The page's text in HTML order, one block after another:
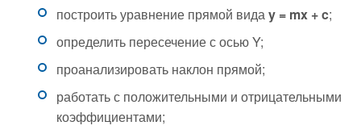
построить уравнение прямой видаy = mx + c;
определить пересечение с осью Y;
проанализировать наклон прямой;
работать с положительными и отрицательными
коэффициентами;